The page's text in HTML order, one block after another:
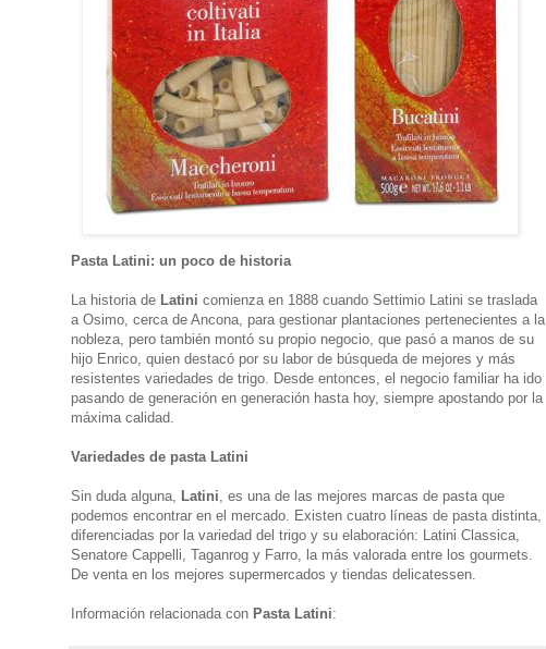
Pasta Latini: un poco de historia
La historia de Latini comienza en 1888 cuando Settimio Latini se traslada
a Osimo, cerca de Ancona, para gestionar plantaciones pertenecientes a la
nobleza, pero también montó su propio negocio, que pasó a manos de su
hijo Enrico, quien destacó por su labor de búsqueda de mejores y más
resistentes variedades de trigo. Desde entonces, el negocio familiar ha ido
pasando de generación en generación hasta hoy, siempre apostando por la
máxima calidad.
Variedades de pasta Latini
Sin duda alguna, Latini , es una de las mejores marcas de pasta que
podemos encontrar en el mercado. Existen cuatro líneas de pasta distinta,
diferenciadas por la variedad del trigo y su elaboración: Latini Classica,
Senatore Cappelli, Taganrog y Farro, la más valorada entre los gourmets.
De venta en los mejores supermercados y tiendas delicatessen.
Información relacionada con Pasta Latini: